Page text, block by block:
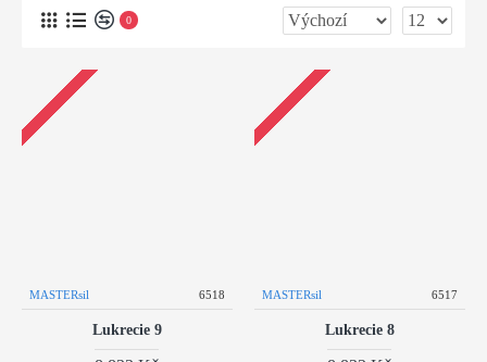
0
MASTERsil 6518
Lukrecie 9
MASTERsil 6517
Lukrecie 8